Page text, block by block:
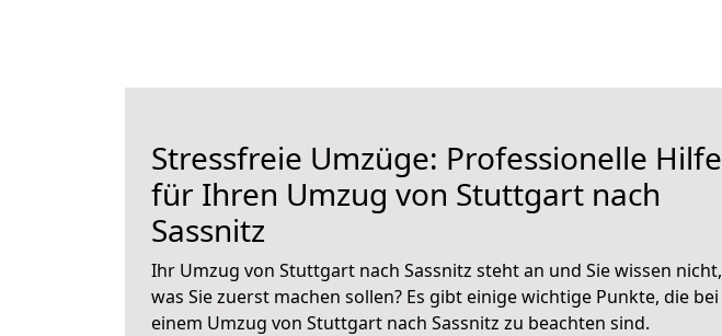
Stressfreie Umzüge: Professionelle Hilfe
für Ihren Umzug von Stuttgart nach
Sassnitz
Ihr Umzug von Stuttgart nach Sassnitz steht an und Sie wissen nicht,
was Sie zuerst machen sollen? Es gibt einige wichtige Punkte, die bei
einem Umzug von Stuttgart nach Sassnitz zu beachten sind.